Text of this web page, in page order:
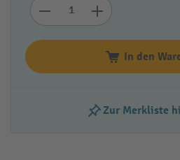
In den
Zur Merkliste